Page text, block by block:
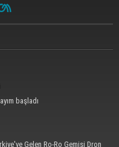
başladı
Gelen Ro-Ro Gemisi Dron